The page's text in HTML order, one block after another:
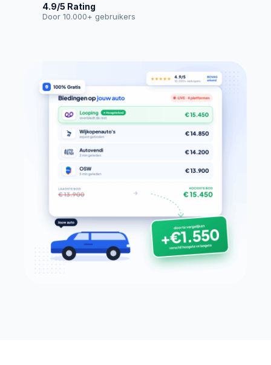
4.9/5 Rating
Door 10.000+ gebruikers